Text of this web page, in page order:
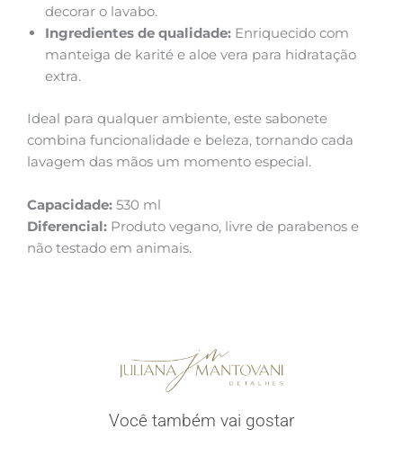
decorar o lavabo.
Ingredientes de qualidade: Enriquecido com
manteiga de karité e aloe vera para hidratação
extra.
Ideal para qualquer ambiente, este sabonete
combina funcionalidade e beleza, tornando cada
lavagem das mãos um momento especial.
Capacidade: 530 ml
Diferencial: Produto vegano, livre de parabenos e
não testado em animais.
Você também vai gostar